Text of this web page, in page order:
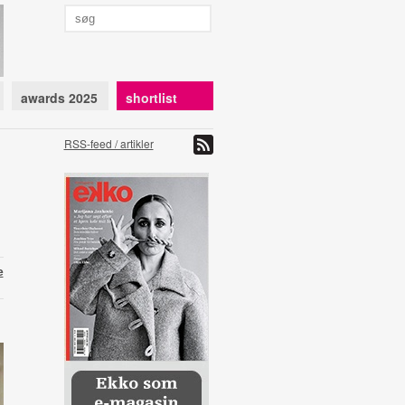
awards 2025 shortlist
RSS-feed / artikler